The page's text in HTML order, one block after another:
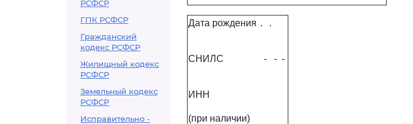
РСФСР
ГПК РСФСР
Гражданский
кодекс РСФСР
Жилищный кодекс
РСФСР
Земельный кодекс
РСФСР
Исправительно -
Дата рождения . .
СНИЛС - - -
ИНН
(при наличии)